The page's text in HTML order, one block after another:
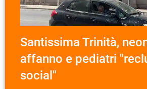
Santissima Trinità,
affanno e pediatri
social"